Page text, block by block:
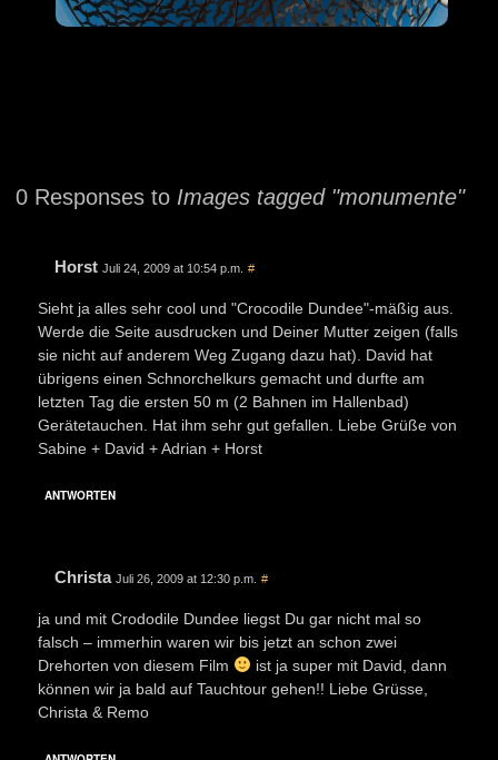
0 Responses to Images tagged "monumente"
Horst Juli 24, 2009 at 10:54 p.m. #
Sieht ja alles sehr cool und "Crocodile Dundee"-mäßig aus.
Werde die Seite ausdrucken und Deiner Mutter zeigen (falls
sie nicht auf anderem Weg Zugang dazu hat). David hat
übrigens einen Schnorchelkurs gemacht und durfte am
letzten Tag die ersten 50 m (2 Bahnen im Hallenbad)
Gerätetauchen. Hat ihm sehr gut gefallen. Liebe Grüße von
Sabine + David + Adrian + Horst
ANTWORTEN
Christa Juli 26, 2009 at 12:30 p.m. #
ja und mit Crododile Dundee liegst Du gar nicht mal so
falsch – immerhin waren wir bis jetzt an schon zwei
Drehorten von diesem Film
ist ja super mit David, dann
können wir ja bald auf Tauchtour gehen!! Liebe Grüsse,
Christa & Remo